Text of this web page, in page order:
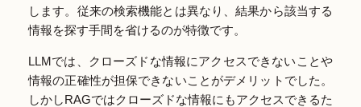
します。従来の検索機能とは異なり、結果から該当する
情報を探す手間を省けるのが特徴です。
LLMでは、クローズドな情報にアクセスできないことや
情報の正確性が担保できないことがデメリットでした。
しかしRAGではクローズドな情報にもアクセスできるた